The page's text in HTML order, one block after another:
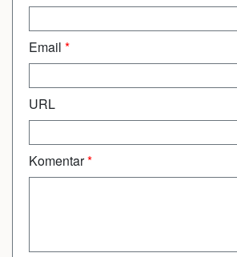
Email *
URL
Komentar*